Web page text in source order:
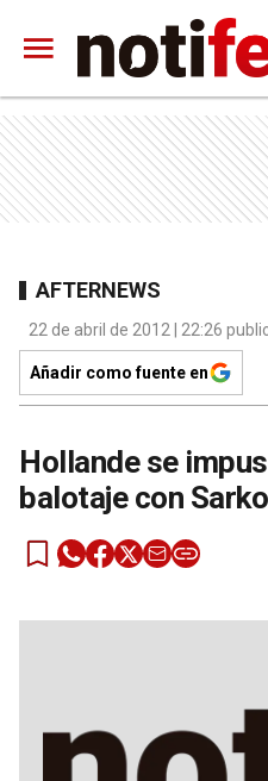
AFTERNEWS
22 de abril de 2012 | 22:26
Añadir como fuente en
Hollande se
balotaje con